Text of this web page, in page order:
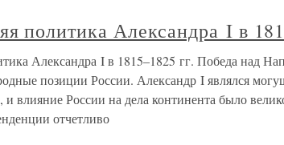
политика Александра I в
Александра I в 1815–1825 гг. Победа над
позиции России. Александр I являлся
влияние России на дела континента было
отчетливо